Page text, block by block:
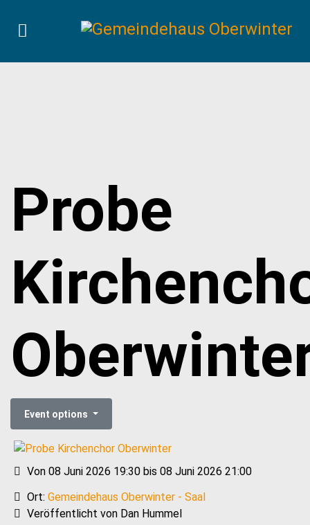
Probe
Event options
Von 08 Juni 2026 19:30 bis 08 Juni 2026 21:00
Ort: Gemeindehaus Oberwinter - Saal
Veröffentlicht von Dan Hummel